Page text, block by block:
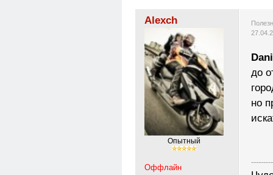
Alexch
Опытный
Оффлайн
до
но